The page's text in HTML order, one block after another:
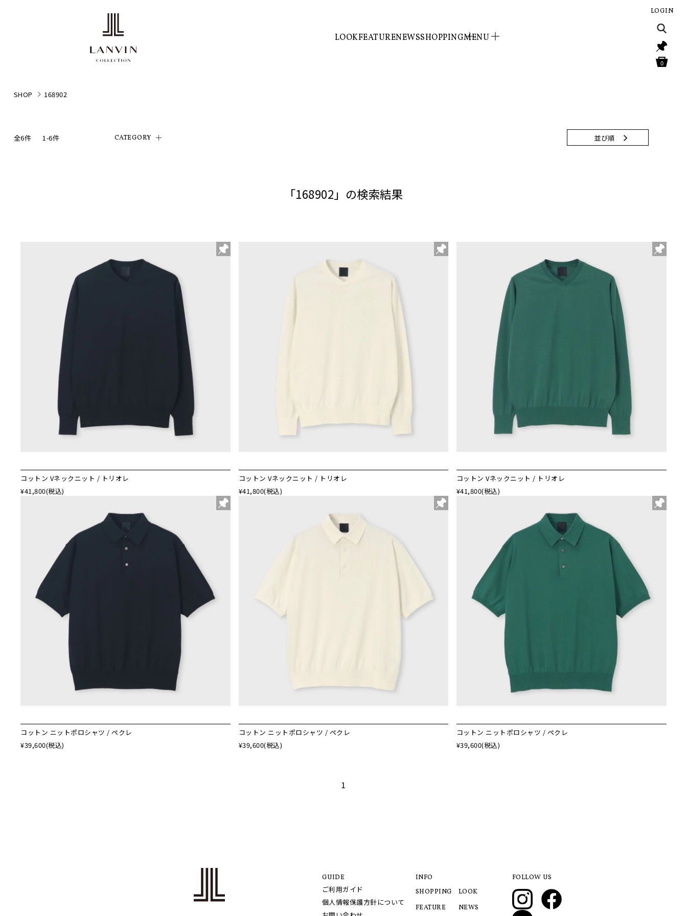
LOOKFEATURENEWSSHOPPINGMENU
LOGIN
0
SHOP 168902
全6件 1-6件 CATEGORY 並び順
「168902」の検索結果
コットン Vネックニット / トリオレ
¥41,800(税込)
コットン Vネックニット / トリオレ
¥41,800(税込)
コットン Vネックニット / トリオレ
¥41,800(税込)
コットン ニットポロシャツ / ペクレ
¥39,600(税込)
コットン ニットポロシャツ / ペクレ
¥39,600(税込)
コットン ニットポロシャツ / ペクレ
¥39,600(税込)
1
GUIDE
ご利用ガイド
個人情報保護方針について
INFO
SHOPPING
FEATURE
LOOK
NEWS
FOLLOW US